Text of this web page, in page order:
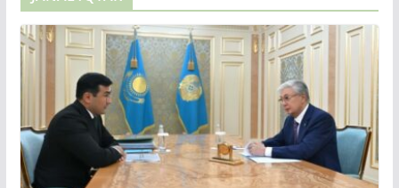
JAŃALYQTAR